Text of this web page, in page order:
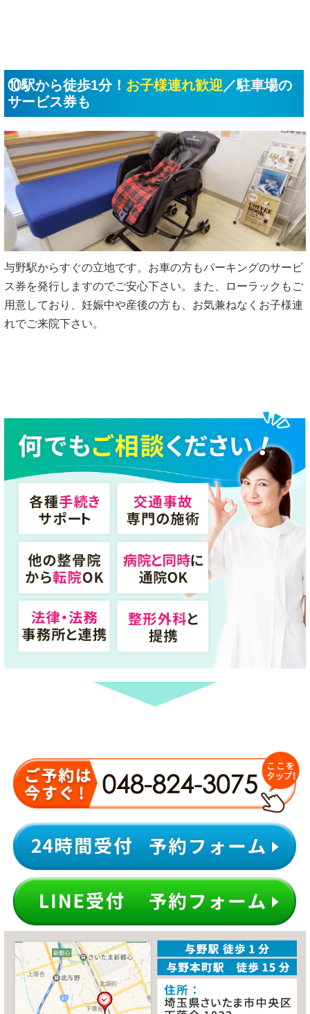
⑩駅から徒歩1分！ お子様連れ歓迎 ／駐車場の
サービス券も
与野駅からすぐの立地です。お車の方もパーキングのサービ
ス券を発行しますのでご安心下さい。また、ローラックもご
用意しており、妊娠中や産後の方も、お気兼ねなくお子様連
れでご来院下さい。